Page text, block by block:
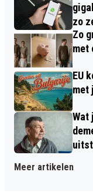
zo
Zo
met
EU
met
Wat
Meer artikelen